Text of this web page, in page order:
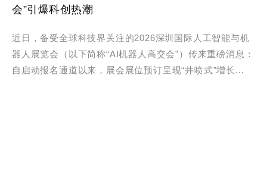
会”引爆科创热潮
近日，备受全球科技界关注的2026深圳国际人工智能与机
器人展览会（以下简称“AI机器人高交会”）传来重磅消息：
自启动报名通道以来，展会展位预订呈现“井喷式”增长...